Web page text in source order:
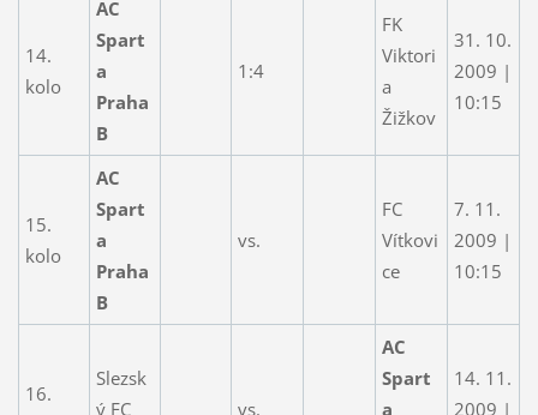
14.
kolo
AC
Spart
a
Praha
B
1:4
FK
Viktori
a
Žižkov
31. 10.
2009 |
10:15
15.
kolo
AC
Spart
a
Praha
B
vs.
FC
Vítkovi
ce
7. 11.
2009 |
10:15
16.
Slezsk
ý FC
vs.
AC
Spart
a
14. 11.
2009 |